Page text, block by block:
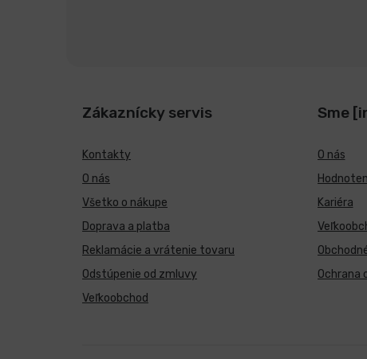
Zákaznícky servis
Kontakty
O nás
Všetko o nákupe
Doprava a platba
Reklamácie a vrátenie tovaru
Odstúpenie od zmluvy
Veľkoobchod
Sme
O nás
Kariéra
Ochrana